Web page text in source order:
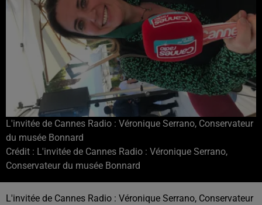
L'invitée de Cannes Radio : Véronique Serrano, Conservateur
du musée Bonnard
Crédit : L'invitée de Cannes Radio : Véronique Serrano,
Conservateur du musée Bonnard
L'invitée de Cannes Radio : Véronique Serrano, Conservateur